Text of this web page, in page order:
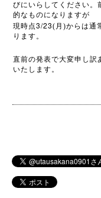
びにいらしてください。
的なものになりますが
現時点3/23(月)からは通
ります。
直前の発表で大変申し訳
いたします。